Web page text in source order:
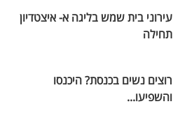
עירוני בית שמש בליגה א- איצטדיון
תחילה
רוצים נשים בכנסת? היכנסו
והשפיעו...